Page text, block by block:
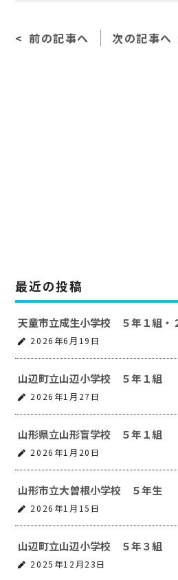
b
前の記事へ 次の記事へ
最近の投稿
天童市立成生小学校 ５年１組・
2026年6月19日
山辺町立山辺小学校 ５年１組
2026年1月27日
山形県立山形盲学校 ５年１組
2026年1月20日
山形市立大曽根小学校 ５年生
2026年1月15日
山辺町立山辺小学校 ５年３組
2025年12月23日